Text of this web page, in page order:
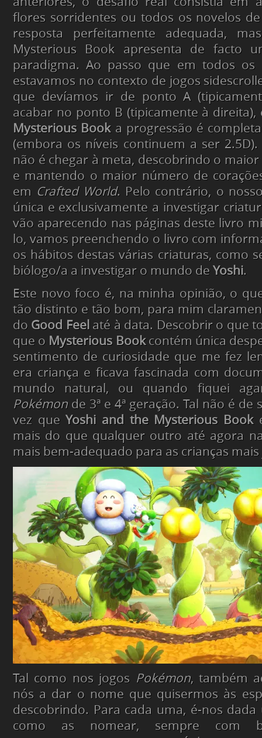
flores sorridentes ou todos os novelos
resposta perfeitamente adequada,
Mysterious Book apresenta de facto
paradigma. Ao passo que em todos os
estavamos no contexto de jogos
que devíamos ir de ponto A
acabar no ponto B (tipicamente à
Mysterious Booka progressão é
(embora os níveis continuem a ser
não é chegar à meta, descobrindo o
e mantendo o maior número de
em Crafted World. Pelo contrário, o
única e exclusivamente a investigar
vão aparecendo nas páginas deste livro
lo, vamos preenchendo o livro com
os hábitos destas várias criaturas, como
biólogo/a a investigar o mundo de Yoshi.
Este novo foco é, na minha opinião, o
tão distinto e tão bom, para mim
do Good Feel até à data. Descobrir o que
que o Mysterious Bookcontém única
sentimento de curiosidade que me fez
era criança e ficava fascinada com
mundo natural, ou quando fiquei
Pokémonde 3ª e 4ª geração. Tal não é
vez queYoshi and the Mysterious Book
mais do que qualquer outro até agora
mais bem-adequado para as crianças
Tal como nos jogos Pokémon, também
nós a dar o nome que quisermos às
descobrindo. Para cada uma, é-nos dada
como as nomear, sempre com